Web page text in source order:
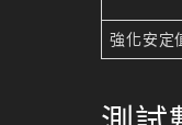
強化安定